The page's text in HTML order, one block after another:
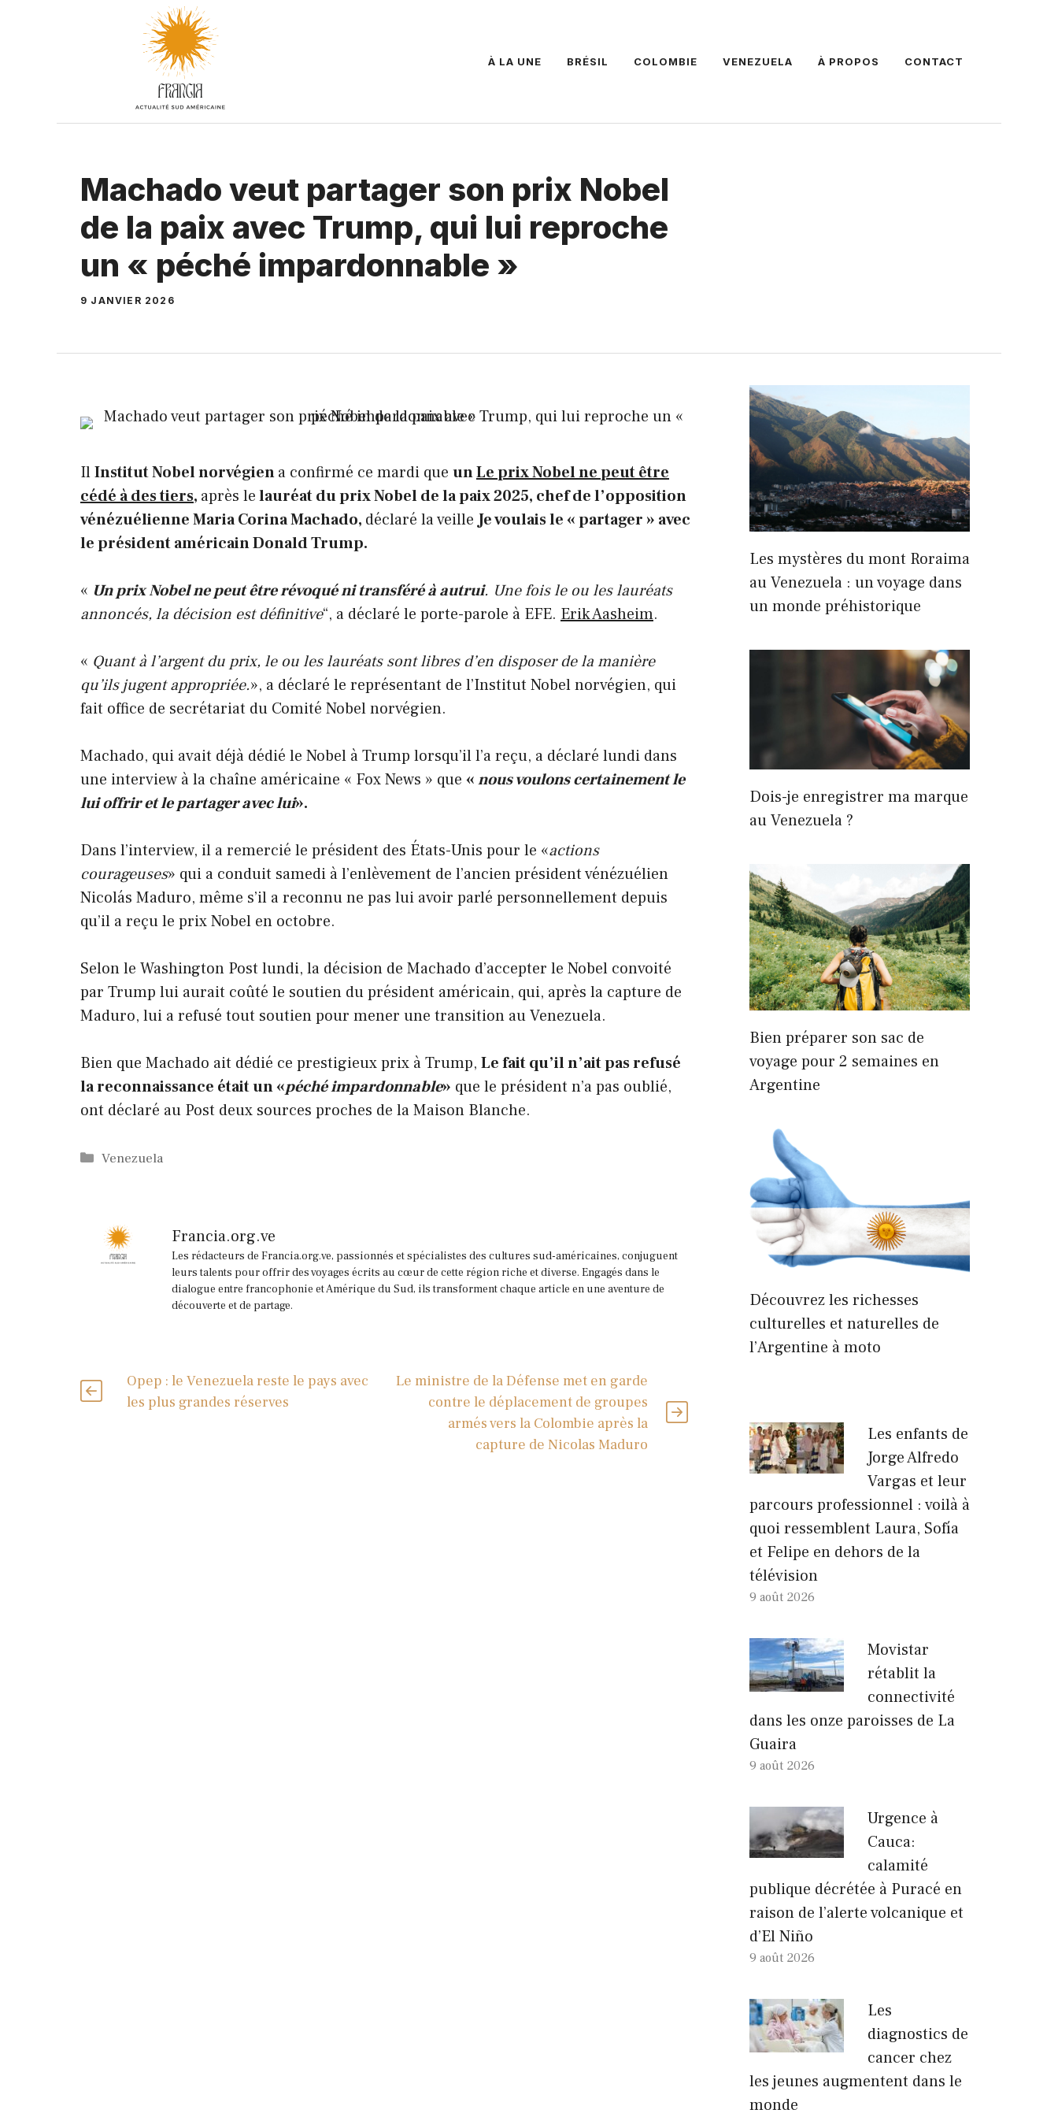
À LA UNE BRÉSIL COLOMBIE VENEZUELA À PROPOS CONTACT
Machado veut partager son prix Nobel
de la paix avec Trump, qui lui reproche
un « péché impardonnable »
9 JANVIER 2026
IlInstitut Nobel norvégiena confirmé ce mardi que unLe prix Nobel ne peut être
cédé à des tiers, après lelauréat du prix Nobel de la paix 2025, chef de l’opposition
vénézuélienneMaria Corina Machado, déclaré la veilleJe voulais le « partager » avec
le président américainDonald Trump.
« Un prix Nobel ne peut être révoqué ni transféré à autrui. Une fois le ou les lauréats
annoncés, la décision est définitive“, a déclaré le porte-parole à EFE. Erik Aasheim.
« Quant à l’argent du prix, le ou les lauréats sont libres d’en disposer de la manière
qu’ils jugent appropriée.», a déclaré le représentant de l’Institut Nobel norvégien, qui
fait office de secrétariat du Comité Nobel norvégien.
Machado, qui avait déjà dédié le Nobel à Trump lorsqu’il l’a reçu, a déclaré lundi dans
une interview à la chaîne américaine « Fox News » que «nous voulons certainement le
lui offrir et le partager avec lui».
Dans l’interview, il a remercié le président des États-Unis pour le «actions
courageuses» qui a conduit samedi à l’enlèvement de l’ancien président vénézuélien
Nicolás Maduro, même s’il a reconnu ne pas lui avoir parlé personnellement depuis
qu’il a reçu le prix Nobel en octobre.
Selon le Washington Post lundi, la décision de Machado d’accepter le Nobel convoité
par Trump lui aurait coûté le soutien du président américain, qui, après la capture de
Maduro, lui a refusé tout soutien pour mener une transition au Venezuela.
Bien que Machado ait dédié ce prestigieux prix à Trump, Le fait qu’il n’ait pas refusé
la reconnaissance était un «péché impardonnable» que le président n’a pas oublié,
ont déclaré au Post deux sources proches de la Maison Blanche.
Catégories
Venezuela
Francia.org.ve
Les rédacteurs de Francia.org.ve, passionnés et spécialistes des cultures sud-américaines, conjuguent
leurs talents pour offrir des voyages écrits au cœur de cette région riche et diverse. Engagés dans le
dialogue entre francophonie et Amérique du Sud, ils transforment chaque article en une aventure de
découverte et de partage.
Opep : le Venezuela reste le pays avec
les plus grandes réserves
Le ministre de la Défense met en garde
contre le déplacement de groupes
armés vers la Colombie après la
capture de Nicolas Maduro
Les mystères du mont Roraima
au Venezuela : un voyage dans
un monde préhistorique
Dois-je enregistrer ma marque
au Venezuela ?
Bien préparer son sac de
voyage pour 2 semaines en
Argentine
Découvrez les richesses
culturelles et naturelles de
l’Argentine à moto
Les enfants de
Jorge Alfredo
Vargas et leur
parcours professionnel : voilà à
quoi ressemblent Laura, Sofía
et Felipe en dehors de la
télévision
9 août 2026
Movistar
rétablit la
connectivité
dans les onze paroisses de La
Guaira
9 août 2026
Urgence à
Cauca:
calamité
publique décrétée à Puracé en
raison de l’alerte volcanique et
d’El Niño
9 août 2026
Les
diagnostics de
cancer chez
les jeunes augmentent dans le
monde